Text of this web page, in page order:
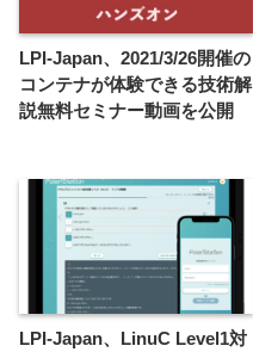
LPI-Japan、2021/3/26開催の
コンテナが体験できる技術解
説無料セミナー動画を公開
LPI-Japan、LinuC Level1対